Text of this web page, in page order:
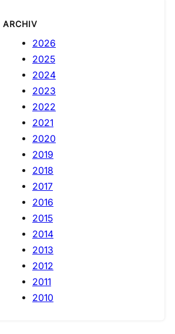
ARCHIV
2026
2025
2024
2023
2022
2021
2020
2019
2018
2017
2016
2015
2014
2013
2012
2011
2010